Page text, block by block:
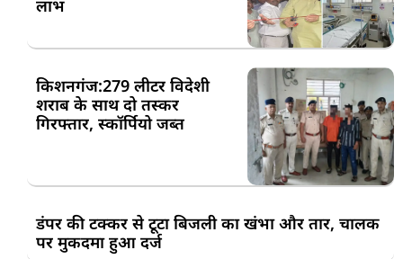
लाभ
किशनगंज:279 लीटर विदेशी
शराब के साथ दो तस्कर
गिरफ्तार, स्कॉर्पियो जब्त
डंपर की टक्कर से टूटा बिजली का खंभा और तार, चालक
पर मुकदमा हुआ दर्ज